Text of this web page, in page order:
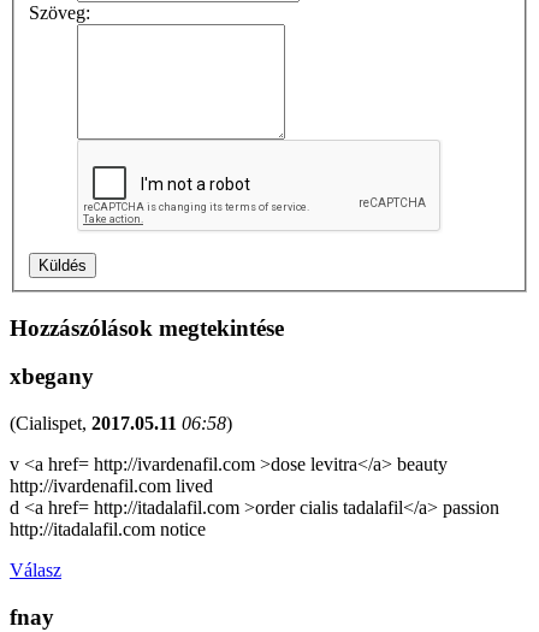
Szöveg:
Hozzászólások megtekintése
xbegany
(Cialispet, 2017.05.11 06:58)
v <a href= http://ivardenafil.com >dose levitra</a> beauty
http://ivardenafil.com lived
d <a href= http://itadalafil.com >order cialis tadalafil</a> passion
http://itadalafil.com notice
Válasz
fnay